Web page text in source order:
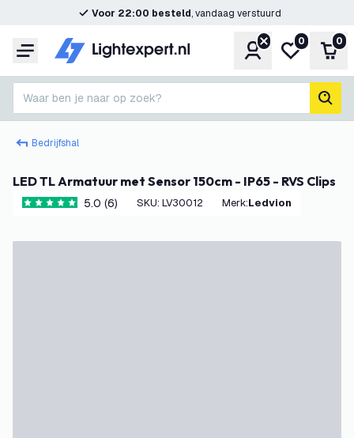
Voor 22:00 besteld, vandaag verstuurd
Menu Account
Mijn
0 0
Waar ben je naar op zoek?
Bedrijfshal
LED TL Armatuur met Sensor 150cm - IP65 - RVS Clips
5 score sterren5.0 (6) SKU: LV30012 Merk: Ledvion